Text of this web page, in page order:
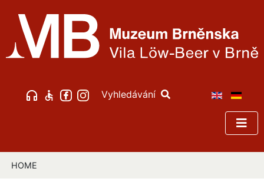
Vyhledávání
HOME